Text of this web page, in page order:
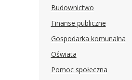
Budownictwo
Finanse publiczne
Gospodarka komunalna
Oświata
Pomoc społeczna